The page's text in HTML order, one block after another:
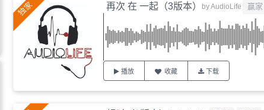
再次 在 一起（3版本） byAudioLife 赢家
播放 收藏 下载